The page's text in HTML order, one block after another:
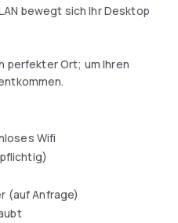
bewegt sich Ihr Desktop
perfekter Ort; um Ihren
Wifi
(auf Anfrage)